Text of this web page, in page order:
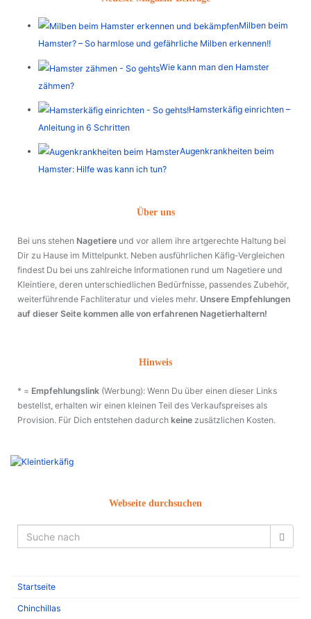
Milben beim
Hamster? – So harmlose und gefährliche Milben erkennen!!
Wie kann man den Hamster
zähmen?
Hamsterkäfig einrichten –
Anleitung in 6 Schritten
Augenkrankheiten beim
Hamster: Hilfe was kann ich tun?
Über uns
Bei uns stehen Nagetiere und vor allem ihre artgerechte Haltung bei
Dir zu Hause im Mittelpunkt. Neben ausführlichen Käfig-Vergleichen
findest Du bei uns zahlreiche Informationen rund um Nagetiere und
Kleintiere, deren unterschiedlichen Bedürfnisse, passendes Zubehör,
weiterführende Fachliteratur und vieles mehr. Unsere Empfehlungen
auf dieser Seite kommen alle von erfahrenen Nagetierhaltern!
Hinweis
* = Empfehlungslink (Werbung): Wenn Du über einen dieser Links
bestellst, erhalten wir einen kleinen Teil des Verkaufspreises als
Provision. Für Dich entstehen dadurch keine zusätzlichen Kosten.
Webseite durchsuchen
Startseite
Chinchillas